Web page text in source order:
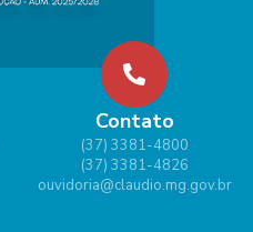
Contato
(37) 3381-4800
(37) 3381-4826
ouvidoria@claudio.mg.gov.br